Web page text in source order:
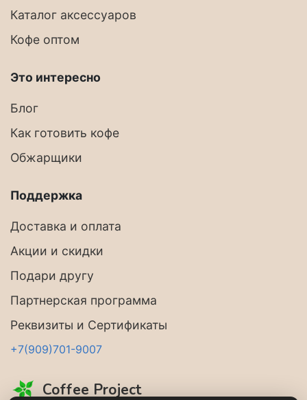
Каталог аксессуаров
Кофе оптом
Это интересно
Блог
Как готовить кофе
Обжарщики
Поддержка
Доставка и оплата
Акции и скидки
Подари другу
Партнерская программа
Реквизиты и Сертификаты
+7(909)701-9007
Coffee Project